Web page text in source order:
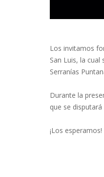
Los invitamos
San Luis, la
Serranías
Durante la
que se
¡Los esperamos!